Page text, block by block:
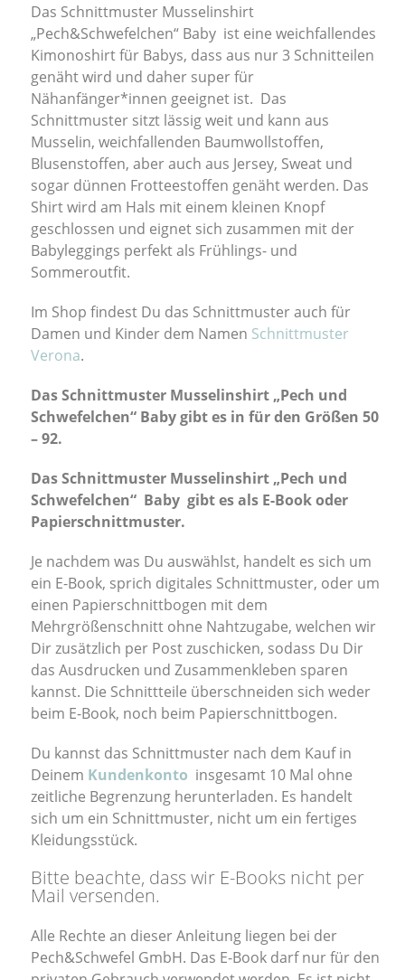
Das Schnittmuster Musselinshirt
„Pech&Schwefelchen“ Baby ist eine weichfallendes
Kimonoshirt für Babys, dass aus nur 3 Schnitteilen
genäht wird und daher super für
Nähanfänger*innen geeignet ist. Das
Schnittmuster sitzt lässig weit und kann aus
Musselin, weichfallenden Baumwollstoffen,
Blusenstoffen, aber auch aus Jersey, Sweat und
sogar dünnen Frotteestoffen genäht werden. Das
Shirt wird am Hals mit einem kleinen Knopf
geschlossen und eignet sich zusammen mit der
Babyleggings perfekt als Frühlings- und
Sommeroutfit.
Im Shop findest Du das Schnittmuster auch für
Damen und Kinder dem Namen Schnittmuster
Verona.
Das Schnittmuster Musselinshirt „Pech und
Schwefelchen“ Baby gibt es in für den Größen 50
– 92.
Das Schnittmuster Musselinshirt „Pech und
Schwefelchen“ Baby gibt es als E-Book oder
Papierschnittmuster.
Je nachdem was Du auswählst, handelt es sich um
ein E-Book, sprich digitales Schnittmuster, oder um
einen Papierschnittbogen mit dem
Mehrgrößenschnitt ohne Nahtzugabe, welchen wir
Dir zusätzlich per Post zuschicken, sodass Du Dir
das Ausdrucken und Zusammenkleben sparen
kannst. Die Schnittteile überschneiden sich weder
beim E-Book, noch beim Papierschnittbogen.
Du kannst das Schnittmuster nach dem Kauf in
Deinem Kundenkonto insgesamt 10 Mal ohne
zeitliche Begrenzung herunterladen. Es handelt
sich um ein Schnittmuster, nicht um ein fertiges
Kleidungsstück.
Bitte beachte, dass wir E-Books nicht per
Mail versenden.
Alle Rechte an dieser Anleitung liegen bei der
Pech&Schwefel GmbH. Das E-Book darf nur für den